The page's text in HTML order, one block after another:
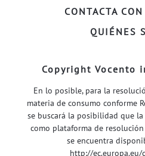
CONTACTA
QUIÉNES
Copyright Vocento
En lo posible, para la
materia de consumo conforme
se buscará la posibilidad que
como plataforma de
se encuentra
http://ec.europa.eu/